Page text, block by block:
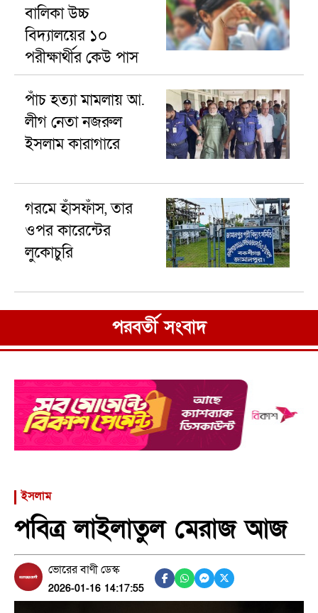
বালিকা উচ্চ
বিদ্যালয়ের ১০
পরীক্ষার্থীর কেউ পাস
করেনি
পাঁচ হত্যা মামলায় আ.
লীগ নেতা নজরুল
ইসলাম কারাগারে
গরমে হাঁসফাঁস, তার
ওপর কারেন্টের
লুকোচুরি
পরবর্তী সংবাদ
ইসলাম
পবিত্র লাইলাতুল মেরাজ আজ
ভোরের বাণী ডেস্ক
2026-01-16 14:17:55